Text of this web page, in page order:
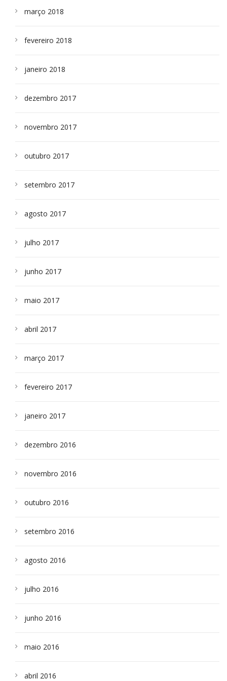
março 2018
fevereiro 2018
janeiro 2018
dezembro 2017
novembro 2017
outubro 2017
setembro 2017
agosto 2017
julho 2017
junho 2017
maio 2017
abril 2017
março 2017
fevereiro 2017
janeiro 2017
dezembro 2016
novembro 2016
outubro 2016
setembro 2016
agosto 2016
julho 2016
junho 2016
maio 2016
abril 2016